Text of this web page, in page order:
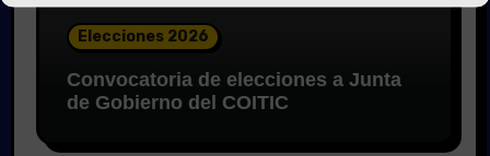
Elecciones 2026
Convocatoria de elecciones a Junta
de Gobierno del COITIC